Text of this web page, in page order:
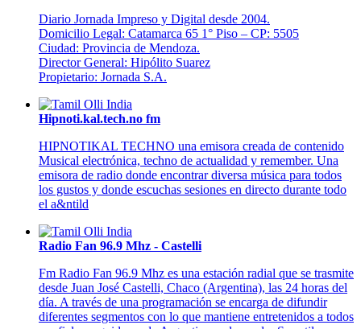
Diario Jornada Impreso y Digital desde 2004.
Domicilio Legal: Catamarca 65 1° Piso – CP: 5505
Ciudad: Provincia de Mendoza.
Director General: Hipólito Suarez
Propietario: Jornada S.A.
Hipnoti.kal.tech.no fm
HIPNOTIKAL TECHNO una emisora creada de contenido
Musical electrónica, techno de actualidad y remember. Una
emisora de radio donde encontrar diversa música para todos
los gustos y donde escuchas sesiones en directo durante todo
el a&ntild
Radio Fan 96.9 Mhz - Castelli
Fm Radio Fan 96.9 Mhz es una estación radial que se trasmite
desde Juan José Castelli, Chaco (Argentina), las 24 horas del
día. A través de una programación se encarga de difundir
diferentes segmentos con lo que mantiene entretenidos a todos